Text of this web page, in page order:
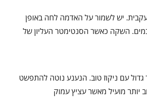
יש לשמור על האדמה לחה באופן
השקה כאשר הסנטימטר העליון של
גדול עם ניקוז טוב. הנענע נוטה להתפשט
יותר מועיל מאשר עציץ עמוק